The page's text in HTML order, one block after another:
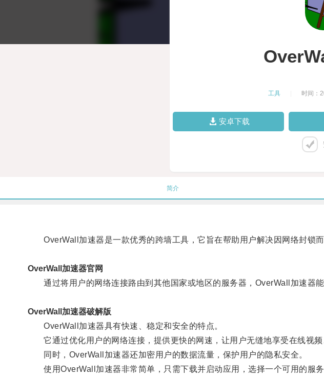
工具 时间：
安卓下载
简介
OverWall加速器是一款优秀的跨墙工具，它旨在帮助用户解决因网络封锁而
OverWall加速器官网
通过将用户的网络连接路由到其他国家或地区的服务器，OverWall加速器能
OverWall加速器破解版
OverWall加速器具有快速、稳定和安全的特点。
它通过优化用户的网络连接，提供更快的网速，让用户无缝地享受在线视频
同时，OverWall加速器还加密用户的数据流量，保护用户的隐私安全。
使用OverWall加速器非常简单，只需下载并启动应用，选择一个可用的服务